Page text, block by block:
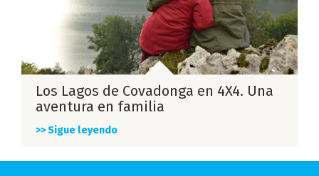
Los Lagos de Covadonga en 4X4. Una
aventura en familia
>> Sigue leyendo